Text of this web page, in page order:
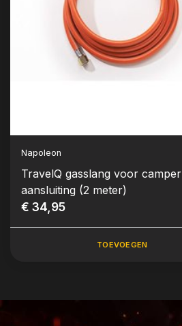
Napoleon
TravelQ gasslang voor camper
aansluiting (2 meter)
€ 34,95
TOEVOEGEN